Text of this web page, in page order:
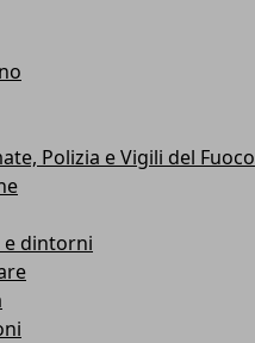
Polizia e Vigili del Fuoco
e dintorni